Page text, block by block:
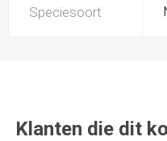
Speciesoort
Klanten die dit